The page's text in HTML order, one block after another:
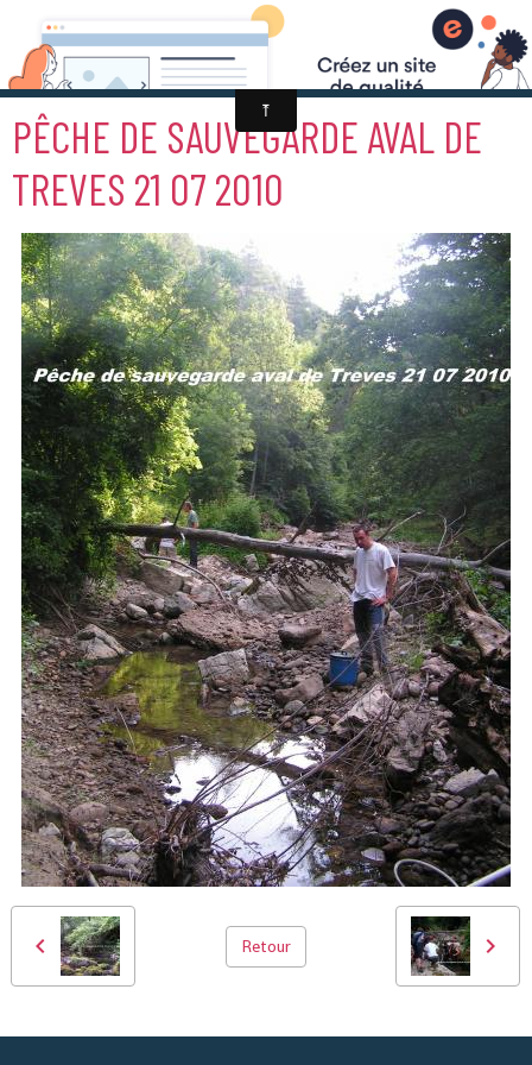
PÊCHE DE SAUVEGARDE AVAL DE
TREVES 21 07 2010
Retour